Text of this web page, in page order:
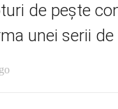
de pește
unei serii